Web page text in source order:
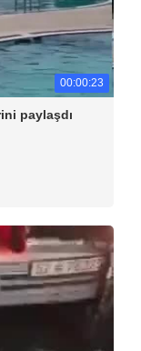
00:00:23
paylaşdı